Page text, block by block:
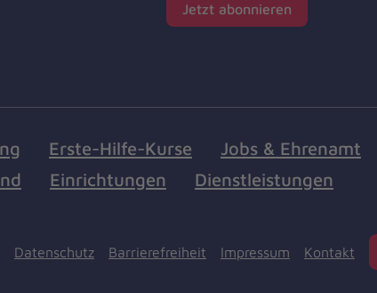
Jetzt abonnieren
Erste-Hilfe-Kurse Jobs & Ehrenamt
Einrichtungen Dienstleistungen
Datenschutz Barrierefreiheit Impressum Kontakt